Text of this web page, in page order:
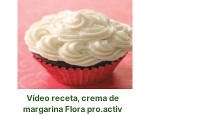
Vídeo receta, crema de
margarina Flora pro.activ